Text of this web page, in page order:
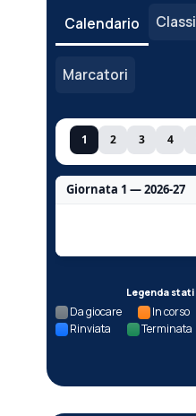
Calendario
Marcatori
1 2 3 4
Giornata 1 — 2026-27
Legenda
Da giocare In corso
Rinviata
Terminata